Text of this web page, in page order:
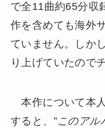
で全11曲約65分収
作を含めても海外
ていません。しか
り上げていたので
本作について本
すると、”このアル